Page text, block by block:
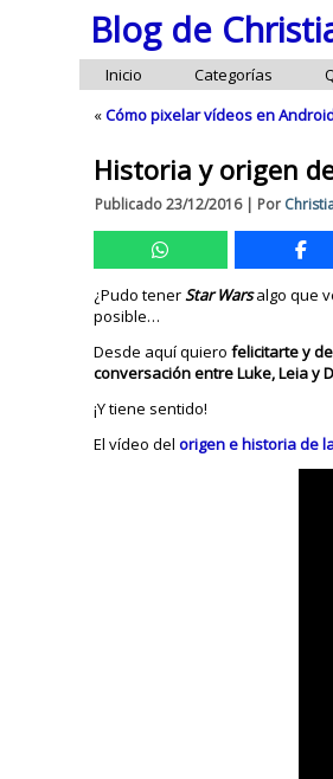
Blog de
Inicio Categorías
«Cómo pixelar vídeos en
Historia y origen
Publicado23/12/2016| Por
¿Pudo tenerStar Warsalgo que
posible…
Desde aquí quierofelicitarte y
conversación entre Luke, Leia y
¡Y tiene sentido!
El vídeo delorigen e historia de